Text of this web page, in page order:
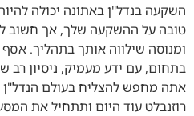
השקעה בנדל"ן באתונה יכולה
טובה על ההשקעה שלך, אך חשוב
ומנוסה שילווה אותך בתהליך.
בתחום, עם ידע מעמיק, ניסיון
אתה מחפש להצליח בעולם
רוזנבלט עוד היום ותתחיל את